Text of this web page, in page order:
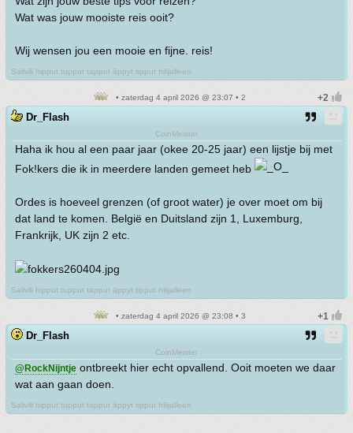
Wat was jouw mooiste reis ooit?
Wij wensen jou een mooie en fijne. reis!
Salivili hipput tupput tapput äppyt tipput hilijalleen
• zaterdag 4 april 2026 @ 23:07 • 2
Dr_Flash
CoinMeister
Haha ik hou al een paar jaar (okee 20-25 jaar) een lijstje bij met
Fok!kers die ik in meerdere landen gemeet heb
Ordes is hoeveel grenzen (of groot water) je over moet om bij
dat land te komen. België en Duitsland zijn 1, Luxemburg,
Frankrijk, UK zijn 2 etc.
Salivili hipput tupput tapput äppyt tipput hilijalleen
• zaterdag 4 april 2026 @ 23:08 • 3
Dr_Flash
CoinMeister
@RockNijntje ontbreekt hier echt opvallend. Ooit moeten we daar
wat aan gaan doen.
Salivili hipput tupput tapput äppyt tipput hilijalleen